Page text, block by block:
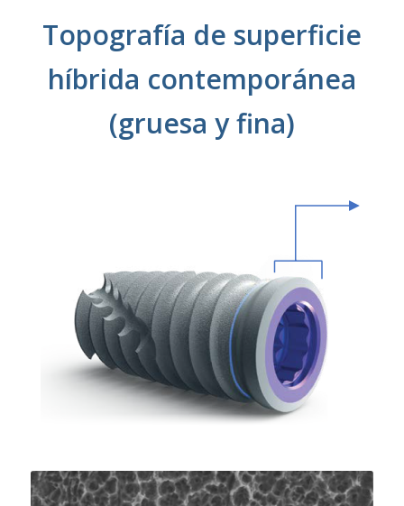
Topografía de superficie
híbrida contemporánea
(gruesa y fina)